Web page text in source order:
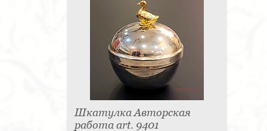
Шкатулка Авторская
работа art. 9401